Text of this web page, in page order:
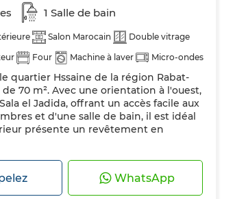
1 Salle de bain
Salon Marocain
Double vitrage
Four Machine à laver Micro-ondes
quartier Hssaine de la région Rabat-
70 m². Avec une orientation à l'ouest,
el Jadida, offrant un accès facile aux
et d'une salle de bain, il est idéal
présente un revêtement en
WhatsApp